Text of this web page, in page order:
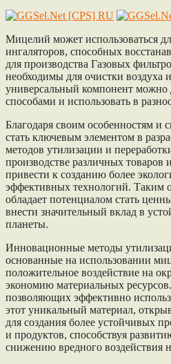
Мицелий может использоваться
ингаляторов, способных
для производства Газовых
необходимы для очистки воздуха
универсальный компонент можно
способами и использовать в
Благодаря своим особенностям и
стать ключевым элементом в
методов утилизации и
производстве различных товаров
привести к созданию более
эффективных технологий. Таким
обладает потенциалом стать
внести значительный вклад в
планеты.
Инновационные методы
основанные на использовании
положительное воздействие на
экономию материальных
позволяющих эффективно
этот уникальный материал,
для создания более устойчивых
и продуктов, способствуя
снижению вредного воздействия